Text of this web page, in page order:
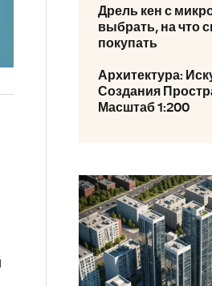
Дрель кен с
выбрать, на что
покупать
Архитектура:
Создания
Масштаб 1:200